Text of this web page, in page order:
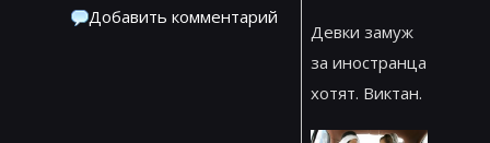
Добавить комментарий
Девки замуж
за иностранца
хотят. Виктан.